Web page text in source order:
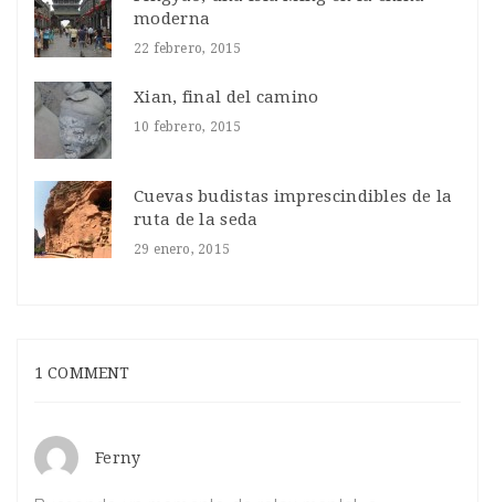
moderna
22 febrero, 2015
Xian, final del camino
10 febrero, 2015
Cuevas budistas imprescindibles de la
ruta de la seda
29 enero, 2015
1 COMMENT
Ferny